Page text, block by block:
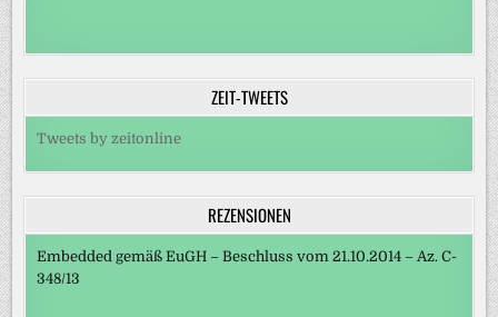
ZEIT-TWEETS
Tweets by zeitonline
REZENSIONEN
Embedded gemäß EuGH – Beschluss vom 21.10.2014 – Az. C-
348/13